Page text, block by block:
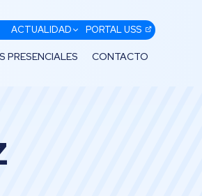
ACTUALIDAD PORTAL USS
PRESENCIALES CONTACTO